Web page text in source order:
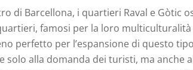
di Barcellona, i quartieri Raval e Gòtic
famosi per la loro
perfetto per l’espansione di questo
solo alla domanda dei turisti, ma anche